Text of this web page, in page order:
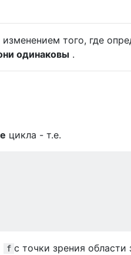
того, где
одинаковы .
цикла - т.е.
f с точки зрения